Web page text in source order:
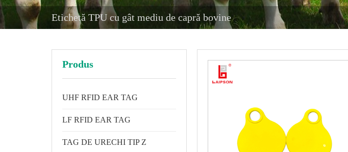
Etichetă TPU cu gât mediu de capră bovine
Produs
UHF RFID EAR TAG
LF RFID EAR TAG
TAG DE URECHI TIP Z